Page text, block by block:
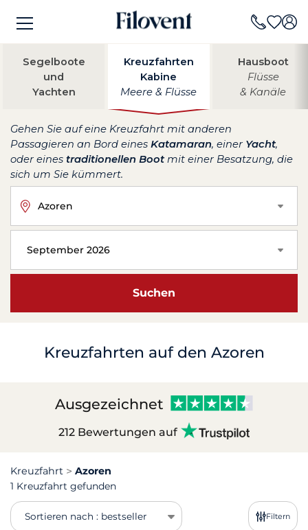
Segelboote
und
Yachten
Kreuzfahrten
Kabine
Meere & Flüsse
Hausboot
Flüsse
& Kanäle
Gehen Sie auf eine Kreuzfahrt mit anderen
Passagieren an Bord eines Katamaran, einer Yacht,
oder eines traditionellen Boot mit einer Besatzung, die
sich um Sie kümmert.
Azoren
September 2026
Suchen
Kreuzfahrten auf den Azoren
Ausgezeichnet
212 Bewertungen auf
Kreuzfahrt
Azoren
1 Kreuzfahrt gefunden
Sortieren nach : bestseller Filtern